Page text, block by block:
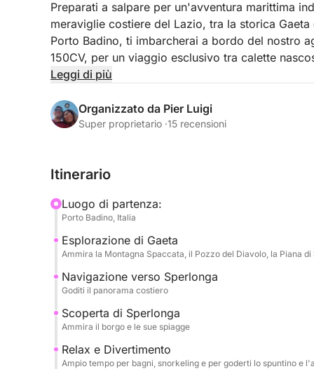
Preparati a salpare per un'avventura marittima
meraviglie costiere del Lazio, tra la storica
Porto Badino, ti imbarcherai a bordo del nostro
150CV, per un viaggio esclusivo tra calette
l'imponente Falesia della Montagna Spaccata,
che si tuffano nel blu. Esploreremo il misterioso
atmosfere magiche.
Successivamente, ci dirigeremo verso la
nella roccia, famoso per le sue spiagge e la sua
per tuffarsi in un mare trasparente e godere
unici. Potrai dedicarti allo snorkeling ed
biodiversità marina.
A bordo, ogni dettaglio è pensato per il tuo
disposizione uno stereo per la tua musica
rinfrescarti dopo ogni tuffo. Il tour include anche
dell'imbarcazione, un delizioso spuntino,
Leggi di più
Organizzato da Pier Luigi
Super proprietario ·15 recensioni
Itinerario
Luogo di partenza:
Porto Badino, Italia
Esplorazione di Gaeta
Ammira la Montagna Spaccata, il Pozzo del Diavolo, la Piana
Navigazione verso Sperlonga
Goditi il panorama costiero
Scoperta di Sperlonga
Ammira il borgo e le sue spiagge
Relax e Divertimento
Ampio tempo per bagni, snorkeling e per goderti lo spuntino e